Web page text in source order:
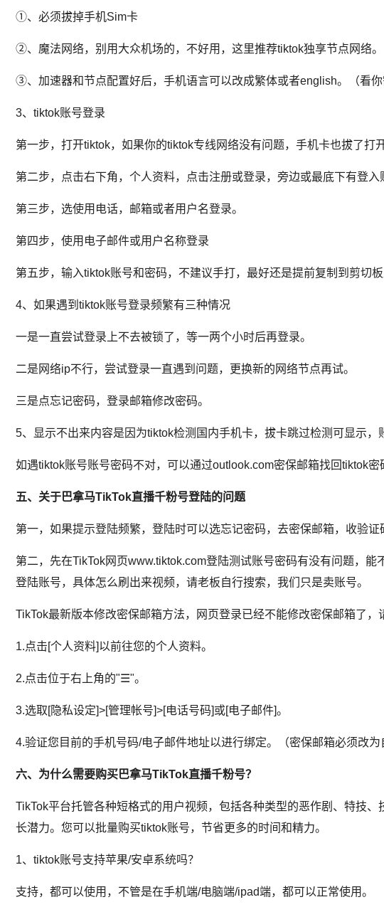
①、必须拔掉手机Sim卡
②、魔法网络，别用大众机场的，不好用，这里推荐tiktok独享节点网络。
③、加速器和节点配置好后，手机语言可以改成繁体或者english。（看你
3、tiktok账号登录
第一步，打开tiktok，如果你的tiktok专线网络没有问题，手机卡也拔了打
第二步，点击右下角，个人资料，点击注册或登录，旁边或最底下有登入
第三步，选使用电话，邮箱或者用户名登录。
第四步，使用电子邮件或用户名称登录
第五步，输入tiktok账号和密码，不建议手打，最好还是提前复制到剪切
4、如果遇到tiktok账号登录频繁有三种情况
一是一直尝试登录上不去被锁了，等一两个小时后再登录。
二是网络ip不行，尝试登录一直遇到问题，更换新的网络节点再试。
三是点忘记密码，登录邮箱修改密码。
5、显示不出来内容是因为tiktok检测国内手机卡，拔卡跳过检测可显示
如遇tiktok账号账号密码不对，可以通过outlook.com密保邮箱找回tiktok密
五、关于巴拿马TikTok直播千粉号登陆的问题
第一，如果提示登陆频繁，登陆时可以选忘记密码，去密保邮箱，收验证
第二，先在TikTok网页www.tiktok.com登陆测试账号密码有没有问题，
登陆账号，具体怎么刷出来视频，请老板自行搜索，我们只是卖账号。
TikTok最新版本修改密保邮箱方法，网页登录已经不能修改密保邮箱了，
1.点击[个人资料]以前往您的个人资料。
2.点击位于右上角的"☰"。
3.选取[隐私设定]>[管理帐号]>[电话号码]或[电子邮件]。
4.验证您目前的手机号码/电子邮件地址以进行绑定。（密保邮箱必须改为
六、为什么需要购买巴拿马TikTok直播千粉号？
TikTok平台托管各种短格式的用户视频，包括各种类型的恶作剧、特技
长潜力。您可以批量购买tiktok账号，节省更多的时间和精力。
1、tiktok账号支持苹果/安卓系统吗？
支持，都可以使用，不管是在手机端/电脑端/ipad端，都可以正常使用。